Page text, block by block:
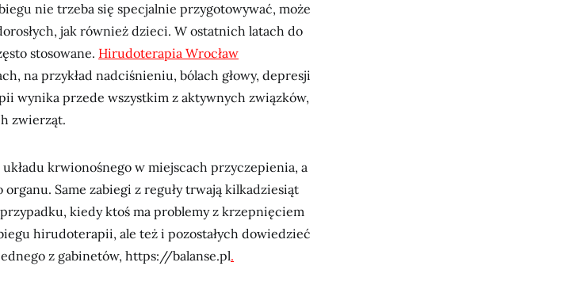
nie trzeba się specjalnie przygotowywać, może
jak również dzieci. W ostatnich latach do
stosowane. Hirudoterapia Wrocław
na przykład nadciśnieniu, bólach głowy, depresji
wynika przede wszystkim z aktywnych związków,
zwierząt.
krwionośnego w miejscach przyczepienia, a
Same zabiegi z reguły trwają kilkadziesiąt
kiedy ktoś ma problemy z krzepnięciem
hirudoterapii, ale też i pozostałych dowiedzieć
z gabinetów, https://balanse.pl.